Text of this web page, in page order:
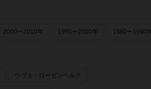
2000〜2010年 1990〜2000年 1980〜1990年
ウヴェ・ローゼンベルク